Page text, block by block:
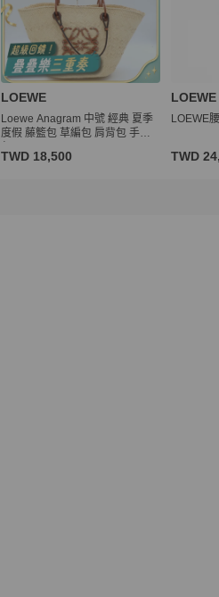
LOEWE
Loewe Anagram 中號 經典 夏季
度假 藤籃包 草編包 肩背包 手提
TWD 18,500
LOEWE
LOEWE
TWD